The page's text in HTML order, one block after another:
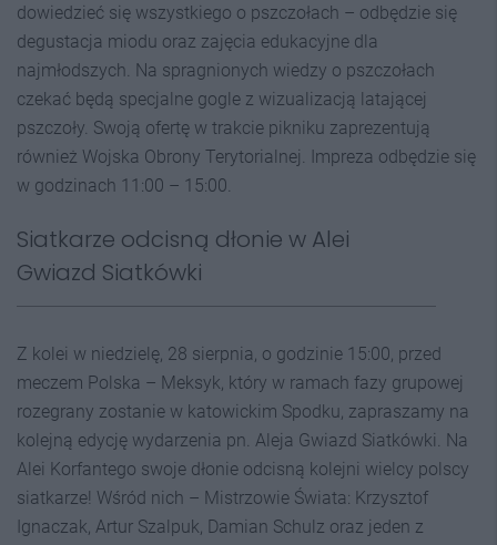
dowiedzieć się wszystkiego o pszczołach – odbędzie się
degustacja miodu oraz zajęcia edukacyjne dla
najmłodszych. Na spragnionych wiedzy o pszczołach
czekać będą specjalne gogle z wizualizacją latającej
pszczoły. Swoją ofertę w trakcie pikniku zaprezentują
również Wojska Obrony Terytorialnej. Impreza odbędzie się
w godzinach 11:00 – 15:00.
Siatkarze odcisną dłonie w Alei
Gwiazd Siatkówki
Z kolei w niedzielę, 28 sierpnia, o godzinie 15:00, przed
meczem Polska – Meksyk, który w ramach fazy grupowej
rozegrany zostanie w katowickim Spodku, zapraszamy na
kolejną edycję wydarzenia pn. Aleja Gwiazd Siatkówki. Na
Alei Korfantego swoje dłonie odcisną kolejni wielcy polscy
siatkarze! Wśród nich – Mistrzowie Świata: Krzysztof
Ignaczak, Artur Szalpuk, Damian Schulz oraz jeden z